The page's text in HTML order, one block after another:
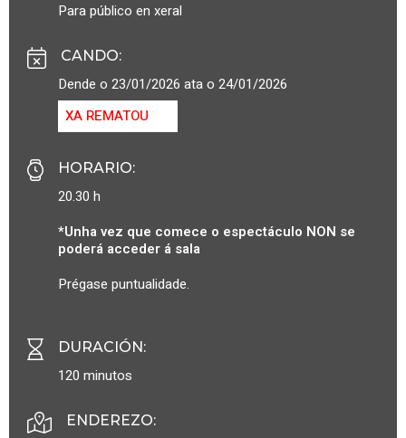
Para público en xeral
CANDO:
Dende o 23/01/2026 ata o 24/01/2026
XA REMATOU
HORARIO:
20.30 h
*Unha vez que comece o espectáculo NON se
poderá acceder á sala
Prégase puntualidade.
DURACIÓN:
120 minutos
ENDEREZO: